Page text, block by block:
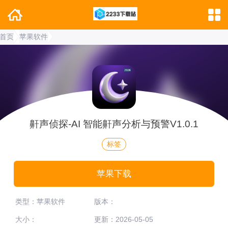
页 苹果软件
鼾声侦探-AI 智能鼾声分析与预警V1.0.1
标签
苹果下载
类型：苹果软件 版本：
大小： 更新：2026-05-05